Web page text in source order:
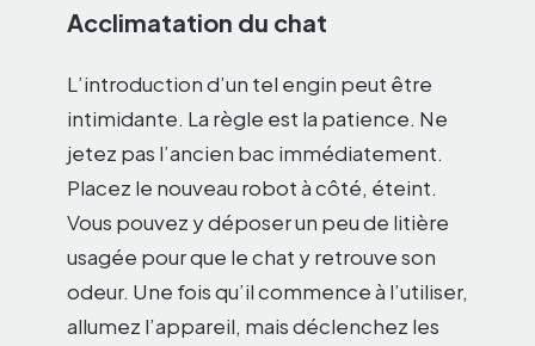
Acclimatation du chat
L’introduction d’un tel engin peut être
intimidante. La règle est la patience. Ne
jetez pas l’ancien bac immédiatement.
Placez le nouveau robot à côté, éteint.
Vous pouvez y déposer un peu de litière
usagée pour que le chat y retrouve son
odeur. Une fois qu’il commence à l’utiliser,
allumez l’appareil, mais déclenchez les